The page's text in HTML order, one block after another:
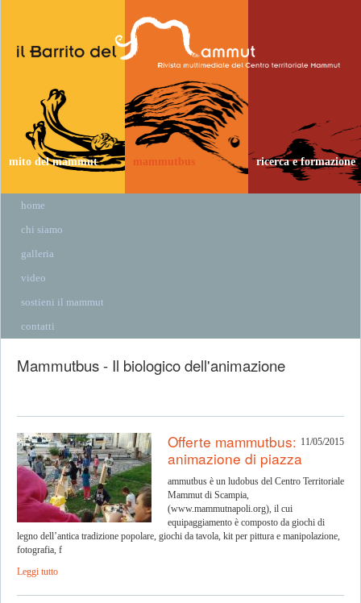
mito del mammut mammutbus ricerca e formazione
home
chi siamo
galleria
video
sostieni il mammut
contatti
Mammutbus - Il biologico dell'animazione
11/05/2015
Offerte mammutbus:
animazione di piazza
ammutbus è un ludobus del Centro Territoriale
Mammut di Scampia,
(www.mammutnapoli.org), il cui
equipaggiamento è composto da giochi di
legno dell’antica tradizione popolare, giochi da tavola, kit per pittura e manipolazione,
fotografia, f
Leggi tutto